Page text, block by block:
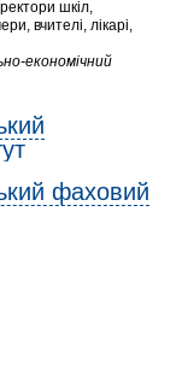
шкіл,
вчителі, лікарі,
економічний
фаховий